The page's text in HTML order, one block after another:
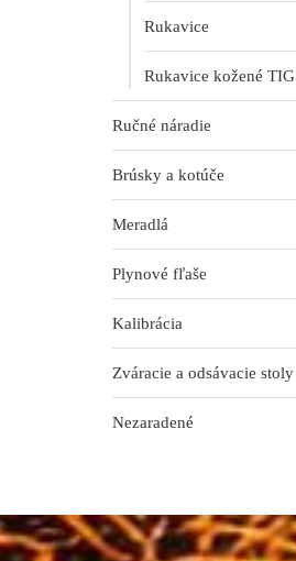
Rukavice
Rukavice kožené TIG
Ručné náradie
Brúsky a kotúče
Meradlá
Plynové fľaše
Kalibrácia
Zváracie a odsávacie stoly
Nezaradené